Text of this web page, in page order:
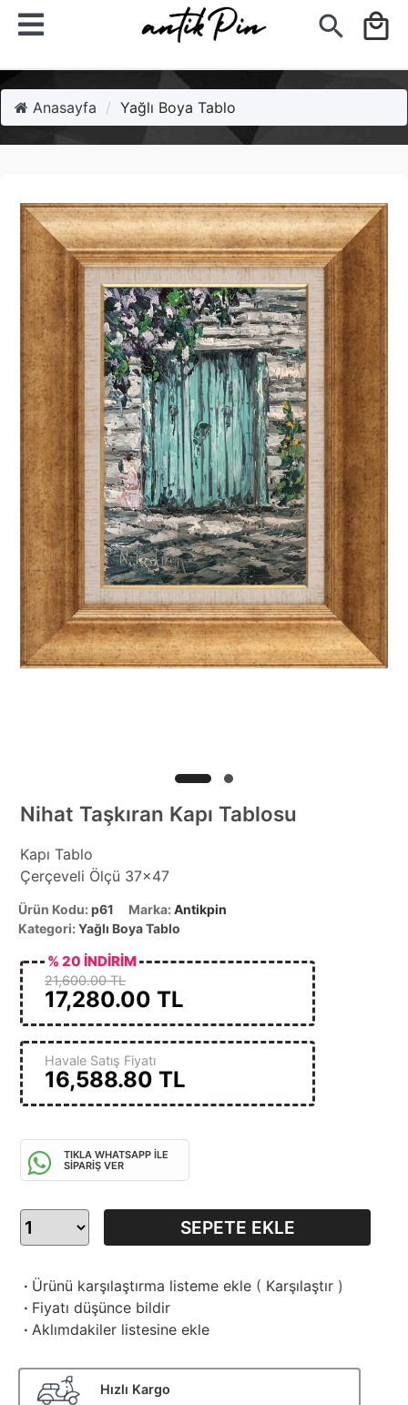
search local_mall
Anasayfa Yağlı Boya Tablo
Nihat Taşkıran Kapı Tablosu
Kapı Tablo
Çerçeveli Ölçü 37x47
Ürün Kodu: p61 Marka: Antikpin
Kategori: Yağlı Boya Tablo
21,600.00 TL
17,280.00 TL
% 20 İNDİRİM
Havale Satış Fiyatı
16,588.80 TL
TIKLA WHATSAPP İLE
SİPARİŞ VER
SEPETE EKLE
· Ürünü karşılaştırma listeme ekle ( Karşılaştır )
· Fiyatı düşünce bildir
· Aklımdakiler listesine ekle
Hızlı Kargo